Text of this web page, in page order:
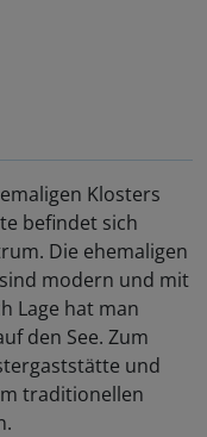
Klosters
befindet sich
Die ehemaligen
modern und mit
Lage hat man
den See. Zum
und
traditionellen